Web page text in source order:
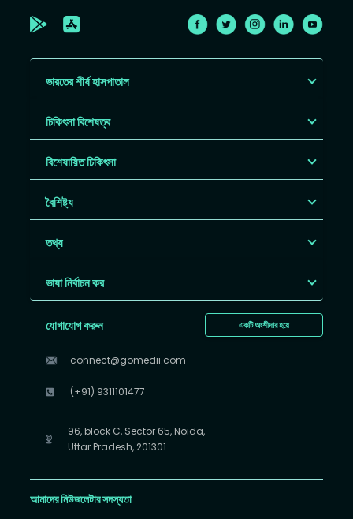
ভারতের শীর্ষ হাসপাতাল
চিকিৎসা বিশেষত্ব
বিশেষায়িত চিকিৎসা
বৈশিষ্ট্য
তথ্য
ভাষা নির্বাচন কর
একটি অংশীদার হয়ে
যোগাযোগ করুন
connect@gomedii.com
(+91) 9311101477
96, block C, Sector 65, Noida,
Uttar Pradesh, 201301
আমাদের নিউজলেটার সদস্যতা